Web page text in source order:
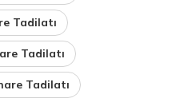
Tadilatı
Tadilatı
Tadilatı